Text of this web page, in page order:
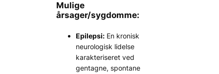
Mulige
årsager/sygdomme:
Epilepsi: En kronisk
neurologisk lidelse
karakteriseret ved
gentagne, spontane